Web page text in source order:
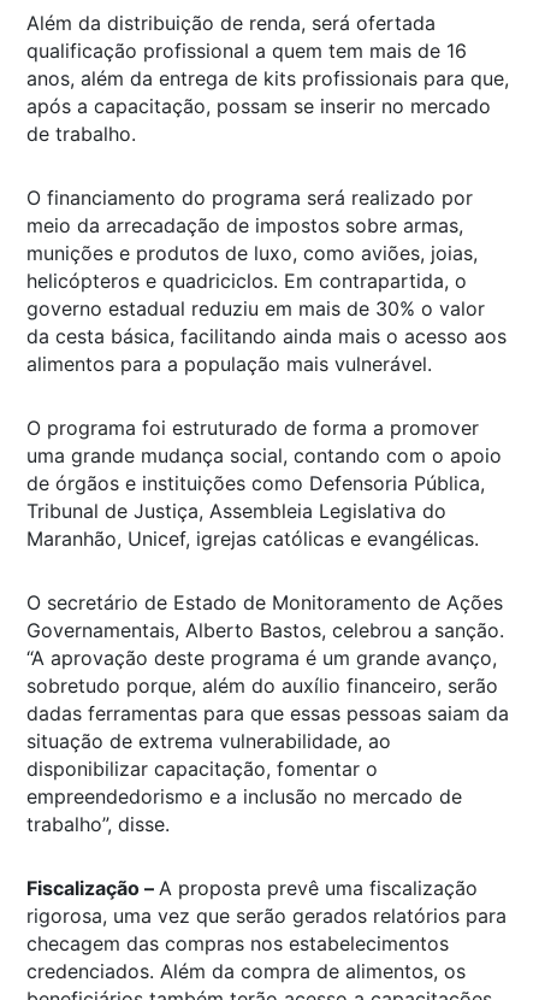
Além da distribuição de renda, será ofertada
qualificação profissional a quem tem mais de 16
anos, além da entrega de kits profissionais para que,
após a capacitação, possam se inserir no mercado
de trabalho.
O financiamento do programa será realizado por
meio da arrecadação de impostos sobre armas,
munições e produtos de luxo, como aviões, joias,
helicópteros e quadriciclos. Em contrapartida, o
governo estadual reduziu em mais de 30% o valor
da cesta básica, facilitando ainda mais o acesso aos
alimentos para a população mais vulnerável.
O programa foi estruturado de forma a promover
uma grande mudança social, contando com o apoio
de órgãos e instituições como Defensoria Pública,
Tribunal de Justiça, Assembleia Legislativa do
Maranhão, Unicef, igrejas católicas e evangélicas.
O secretário de Estado de Monitoramento de Ações
Governamentais, Alberto Bastos, celebrou a sanção.
“A aprovação deste programa é um grande avanço,
sobretudo porque, além do auxílio financeiro, serão
dadas ferramentas para que essas pessoas saiam da
situação de extrema vulnerabilidade, ao
disponibilizar capacitação, fomentar o
empreendedorismo e a inclusão no mercado de
trabalho”, disse.
Fiscalização – A proposta prevê uma fiscalização
rigorosa, uma vez que serão gerados relatórios para
checagem das compras nos estabelecimentos
credenciados. Além da compra de alimentos, os